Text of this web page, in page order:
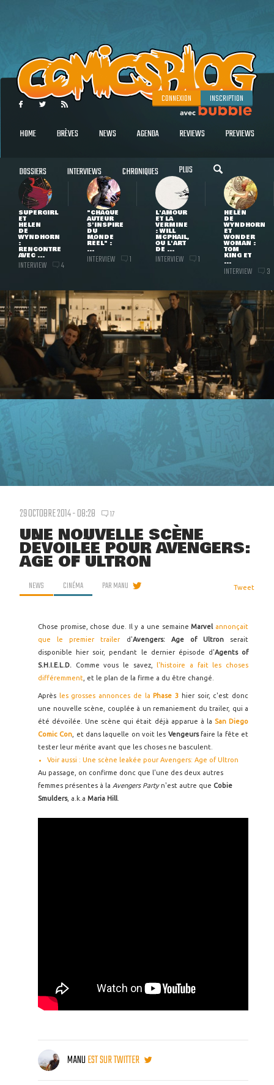
CONNEXION INSCRIPTION
HOME BRÈVES NEWS AGENDA REVIEWS PREVIEWS
DOSSIERS INTERVIEWS CHRONIQUES PLUS
SUPERGIRL
ET
HELEN
DE
WYNDHORN
:
RENCONTRE
AVEC ...
INTERVIEW 4
"CHAQUE
AUTEUR
S'INSPIRE
DU
MONDE
RÉEL" :
...
INTERVIEW 1
L'AMOUR
ET LA
VERMINE
: WILL
MCPHAIL,
OU L'ART
DE ...
INTERVIEW 1
HELEN
DE
WYNDHORN
ET
WONDER
WOMAN :
TOM
KING ET
...
INTERVIEW 3
29 OCTOBRE 2014 - 08:28 17
UNE NOUVELLE SCÈNE
DÉVOILÉE POUR AVENGERS:
AGE OF ULTRON
NEWS CINÉMA PARMANU Tweet
Chose promise, chose due. Il y a une semaineMarvel annonçait
que le premier trailerd'Avengers: Age of Ultronserait
disponible hier soir, pendant le dernier épisode d'Agents of
S.H.I.E.L.D. Comme vous le savez, l'histoire a fait les choses
différemment , et le plan de la firme a du être changé.
Après les grosses annonces de laPhase 3 hier soir, c'est donc
une nouvelle scène, couplée à un remaniement du trailer, qui a
été dévoilée. Une scène qui était déjà apparue à la San Diego
Comic Con , et dans laquelle on voit les Vengeursfaire la fête et
tester leur mérite avant que les choses ne basculent.
Voir aussi : Une scène leakée pour Avengers: Age of Ultron
Au passage, on confirme donc que l'une des deux autres
femmes présentes à la Avengers Partyn'est autre que Cobie
Smulders, a.k.a Maria Hill
MANUEST SUR TWITTER